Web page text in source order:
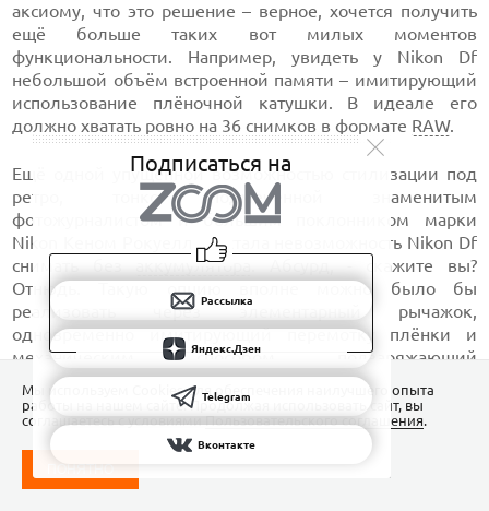
аксиому, что это решение – верное, хочется получить
ещё больше таких вот милых моментов
функциональности. Например, увидеть у Nikon Df
небольшой объём встроенной памяти – имитирующий
использование плёночной катушки. В идеале его
должно хватать ровно на 36 снимков в формате RAW.
Ещё одной упущенной возможностью стилизации под
ретро, тонко подмеченной знаменитым
фотожурналистом и большим поклонником марки
Nikon Кеном Рокуеллом, стала невозможность Nikon Df
снимать без
аккумулятора
. Абсурд, - скажите вы?
Отнюдь. Такую опцию вполне можно было бы
реализовать через элементарный рычажок,
одновременно имитирующий перемотку плёнки и
механическим способом подзаряжающий
аккумулятор. Немного. Для пары кадров…
Подписаться на
Рассылка
Яндекс.Дзен
Telegram
Вконтакте
Мы используем Сookies для обеспечения наилучшего опыта
работы на нашем сайте. Продолжая использовать сайт, вы
соглашаетесь с условиямиПользовательского соглашения.
ПОНЯТНО